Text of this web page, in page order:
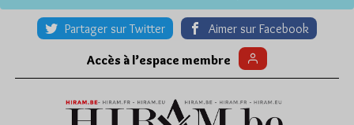
Partager sur Twitter Aimer sur Facebook
Accès à l’espace membre